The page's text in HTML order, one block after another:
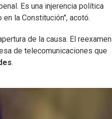
Es una injerencia política
la Constitución", acotó.
de la causa. El reexamen
de telecomunicaciones que
.